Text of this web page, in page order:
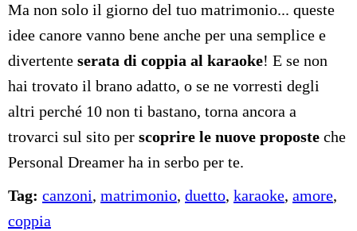
Ma non solo il giorno del tuo matrimonio... queste
idee canore vanno bene anche per una semplice e
divertente serata di coppia al karaoke! E se non
hai trovato il brano adatto, o se ne vorresti degli
altri perché 10 non ti bastano, torna ancora a
trovarci sul sito per scoprire le nuove proposte che
Personal Dreamer ha in serbo per te.
Tag: canzoni, matrimonio, duetto, karaoke, amore,
coppia